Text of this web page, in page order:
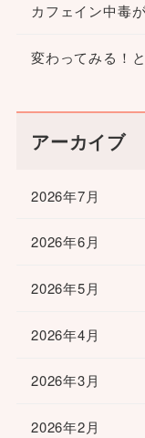
カフェイン中毒
変わってみる！と
アーカイブ
2026年7月
2026年6月
2026年5月
2026年4月
2026年3月
2026年2月